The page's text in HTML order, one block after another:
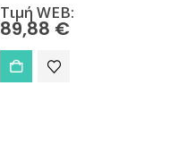
Τιμή WEB:
89,88 €